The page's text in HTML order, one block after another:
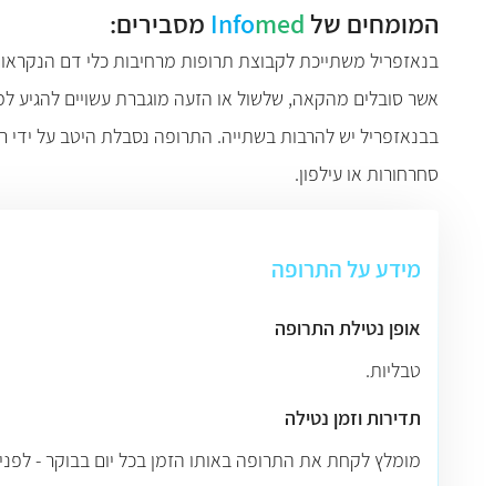
המומחים של Infomed מסבירים:
אשר סובלים מהקאה, שלשול או הזעה מוגברת עשויים להגיע
בבנאזפריל יש להרבות בשתייה. התרופה נסבלת היטב על ידי
סחרחורות או עילפון.
מידע על התרופה
אופן נטילת התרופה
טבליות.
תדירות וזמן נטילה
מומלץ לקחת את התרופה באותו הזמן בכל יום בבוקר - לפני,